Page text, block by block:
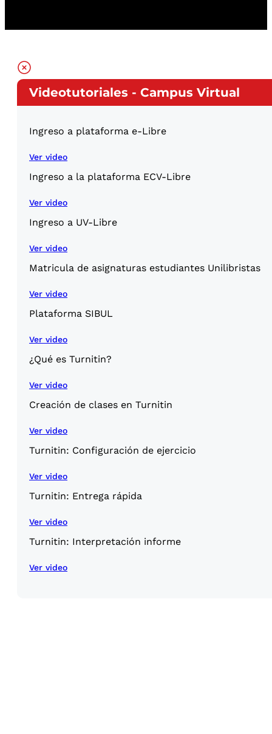
Videotutoriales - Campus Virtual
Ingreso a plataforma e-Libre
Ver video
Ingreso a la plataforma ECV-Libre
Ver video
Ingreso a UV-Libre
Ver video
Matricula de asignaturas estudiantes Unilibristas
Ver video
Plataforma SIBUL
Ver video
¿Qué es Turnitin?
Ver video
Creación de clases en Turnitin
Ver video
Turnitin: Configuración de ejercicio
Ver video
Turnitin: Entrega rápida
Ver video
Turnitin: Interpretación informe
Ver video